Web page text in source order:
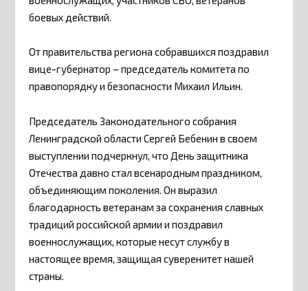
боевых действий.
От правительства региона собравшихся поздравил
вице-губернатор – председатель комитета по
правопорядку и безопасности Михаил Ильин.
Председатель Законодательного собрания
Ленинградской области Сергей Бебенин в своем
выступлении подчеркнул, что День защитника
Отечества давно стал всенародным праздником,
объединяющим поколения. Он выразил
благодарность ветеранам за сохранения славных
традиций российской армии и поздравил
военнослужащих, которые несут службу в
настоящее время, защищая суверенитет нашей
страны.